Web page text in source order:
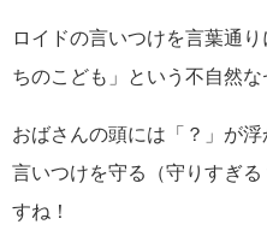
ロイドの言いつけを言葉通
ちのこども」という不自然
おばさんの頭には「？」が
言いつけを守る（守りすぎ
すね！